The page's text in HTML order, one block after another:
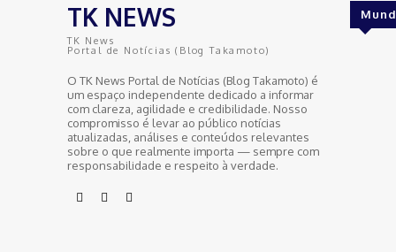
TK NEWS
TK News
Portal de Notícias (Blog Takamoto)
O TK News Portal de Notícias (Blog Takamoto) é
um espaço independente dedicado a informar
com clareza, agilidade e credibilidade. Nosso
compromisso é levar ao público notícias
atualizadas, análises e conteúdos relevantes
sobre o que realmente importa — sempre com
responsabilidade e respeito à verdade.